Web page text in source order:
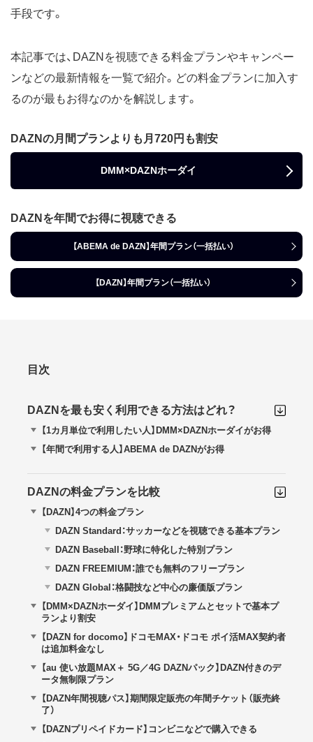
手段です。
本記事では、DAZNを視聴できる料金プランやキャンペー
ンなどの最新情報を一覧で紹介。どの料金プランに加入す
るのが最もお得なのかを解説します。
DAZNの月間プランよりも月720円も割安
DMM×DAZNホーダイ
DAZNを年間でお得に視聴できる
【ABEMA de DAZN】年間プラン（一括払い）
【DAZN】年間プラン（一括払い）
目次
DAZNを最も安く利用できる方法はどれ？
【1カ月単位で利用したい人】DMM×DAZNホーダイがお得
【年間で利用する人】ABEMA de DAZNがお得
DAZNの料金プランを比較
【DAZN】4つの料金プラン
DAZN Standard：サッカーなどを視聴できる基本プラン
DAZN Baseball：野球に特化した特別プラン
DAZN FREEMIUM：誰でも無料のフリープラン
DAZN Global：格闘技など中心の廉価版プラン
【DMM×DAZNホーダイ】DMMプレミアムとセットで基本プ
ランより割安
【DAZN for docomo】ドコモMAX・ドコモ ポイ活MAX契約者
は追加料金なし
【au 使い放題MAX＋ 5G／4G DAZNパック】DAZN付きのデ
ータ無制限プラン
【DAZN年間視聴パス】期間限定販売の年間チケット（販売終
了）
【DAZNプリペイドカード】コンビニなどで購入できる